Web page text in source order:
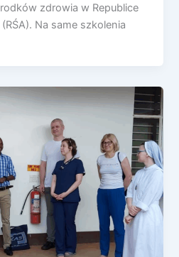
zdrowia w Republice
Na same szkolenia